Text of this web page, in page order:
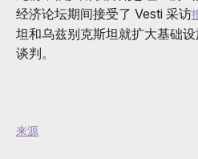
经济论坛期间接受了 Vesti 采访
坦和乌兹别克斯坦就扩大基础
谈判。
来源